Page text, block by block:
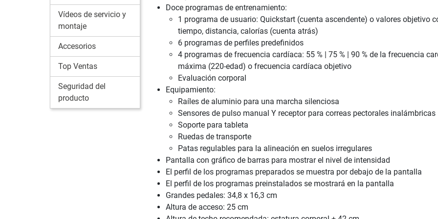
Vídeos de servicio y
montaje
Accesorios
Top Ventas
Seguridad del
producto
Doce programas de entrenamiento:
1 programa de usuario: Quickstart (cuenta ascendente) o valores objetivo
tiempo, distancia, calorías (cuenta atrás)
6 programas de perfiles predefinidos
4 programas de frecuencia cardíaca: 55 % | 75 % | 90 % de la frecuencia
máxima (220-edad) o frecuencia cardíaca objetivo
Evaluación corporal
Equipamiento:
Raíles de aluminio para una marcha silenciosa
Sensores de pulso manual Y receptor para correas pectorales inalámbricas
Soporte para tableta
Ruedas de transporte
Patas regulables para la alineación en suelos irregulares
Pantalla con gráfico de barras para mostrar el nivel de intensidad
El perfil de los programas preparados se muestra por debajo de la pantalla
El perfil de los programas preinstalados se mostrará en la pantalla
Grandes pedales: 34,8 x 16,3 cm
Altura de acceso: 25 cm